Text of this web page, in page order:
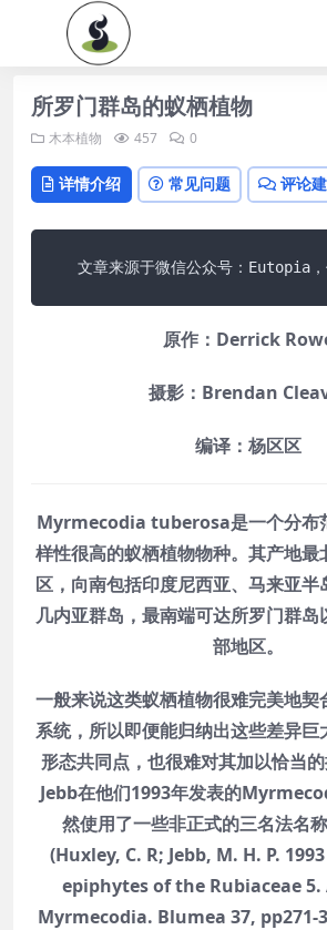
所罗门群岛的蚁栖植物
木本植物 457 0
详情介绍 常见问题 评论
文章来源于微信公众号：Eutopia
原作：Derrick
摄影：Brendan
编译：杨区区
Myrmecodia tuberosa是一个分布
样性很高的蚁栖植物物种。其产地最
区，向南包括印度尼西亚、马来亚半
几内亚群岛，最南端可达所罗门群
部地区。
一般来说这类蚁栖植物很难完美地契
系统，所以即便能归纳出这些差异巨
形态共同点，也很难对其加以恰当
Jebb在他们1993年发表的
然使用了一些非正式的三名法名
(Huxley, C. R; Jebb, M. H. P.
epiphytes of the Rubiaceae
Myrmecodia. Blumea 37, pp271-